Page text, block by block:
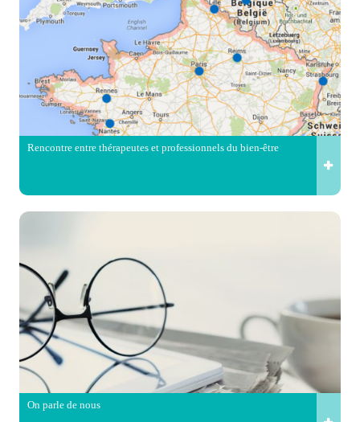
Rencontre entre thérapeutes et professionnels du bien-être
On parle de nous